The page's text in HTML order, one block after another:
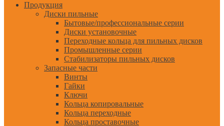
Продукция
Диски пильные
Бытовые/профессиональные серии
Диски установочные
Переходные кольца для пильных дисков
Промышленные серии
Стабилизаторы пильных дисков
Запасные части
Винты
Гайки
Ключи
Кольца копировальные
Кольца переходные
Кольца проставочные